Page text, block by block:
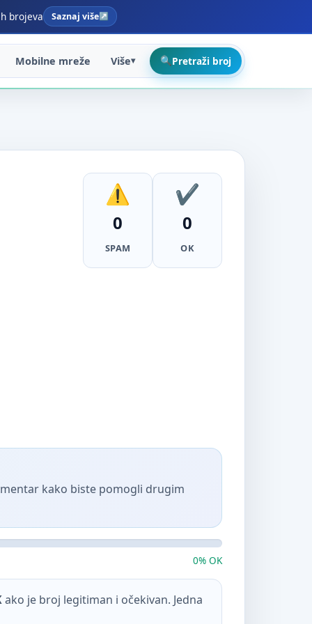
brojeva Saznaj više
Mobilne mreže Više Pretraži broj
0
SPAM
0
OK
kako biste pomogli drugim
0% OK
ako je broj legitiman i očekivan. Jedna